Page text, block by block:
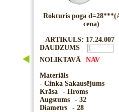
Rokturis poga
cena)
ARTIKULS: 17.24.007
DAUDZUMS
NOLIKTAVĀ
NAV
Materiāls
- Cinka Sakausējums
Krāsa
- Hroms
Augstums
- 32
Diametrs
- 28